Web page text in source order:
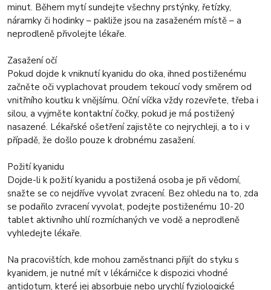
minut. Během mytí sundejte všechny prstýnky, řetízky,
náramky či hodinky – pakliže jsou na zasaženém místě – a
neprodleně přivolejte lékaře.
Zasažení očí
Pokud dojde k vniknutí kyanidu do oka, ihned postiženému
začněte oči vyplachovat proudem tekoucí vody směrem od
vnitřního koutku k vnějšímu. Oční víčka vždy rozevřete, třeba i
silou, a vyjměte kontaktní čočky, pokud je má postižený
nasazené. Lékařské ošetření zajistěte co nejrychleji, a to i v
případě, že došlo pouze k drobnému zasažení.
Požití kyanidu
Dojde-li k požití kyanidu a postižená osoba je při vědomí,
snažte se co nejdříve vyvolat zvracení. Bez ohledu na to, zda
se podařilo zvracení vyvolat, podejte postiženému 10-20
tablet aktivního uhlí rozmíchaných ve vodě a neprodleně
vyhledejte lékaře.
Na pracovištích, kde mohou zaměstnanci přijít do styku s
kyanidem, je nutné mít v lékárničce k dispozici vhodné
antidotum, které jej absorbuje nebo urychlí fyziologické